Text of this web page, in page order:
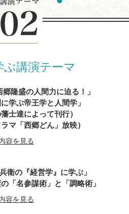
ぶ講演テーマ
郷隆盛の人間力に迫る！」
学ぶ帝王学と人間学」
士達によって刊行）
マ「西郷どん」放映）
容を見る
衛の『経営学』に学ぶ」
「名参謀術」と「調略術」
容を見る